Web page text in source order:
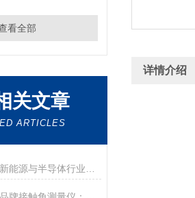
看全部
关文章
ARTICLES
详情介绍